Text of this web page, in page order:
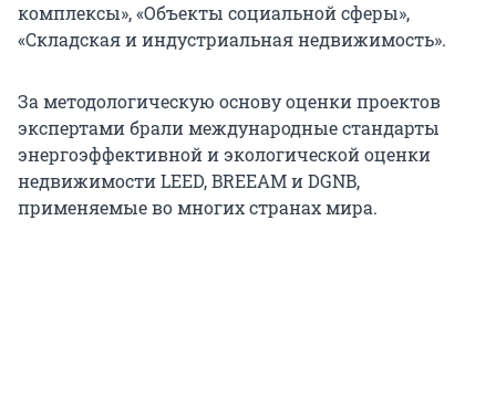
комплексы», «Объекты социальной сферы»,
«Складская и индустриальная недвижимость».
За методологическую основу оценки проектов
экспертами брали международные стандарты
энергоэффективной и экологической оценки
недвижимости LEED, BREEAM и DGNB,
применяемые во многих странах мира.